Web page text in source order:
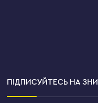
ПІДПИСУЙТЕСЬ НА